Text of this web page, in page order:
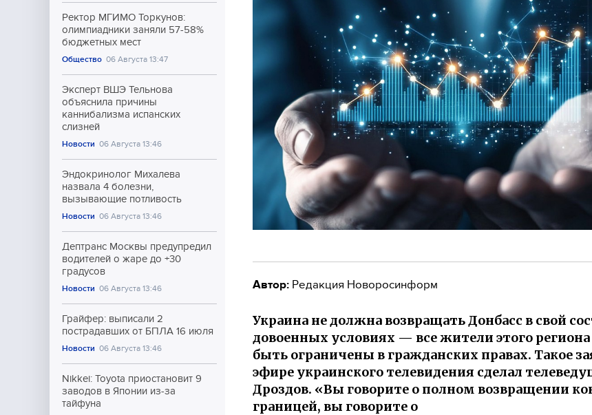
Ректор МГИМО Торкунов:
олимпиадники заняли 57-58%
бюджетных мест
Общество 06 Августа 13:47
Эксперт ВШЭ Тельнова
объяснила причины
каннибализма испанских
слизней
Новости 06 Августа 13:46
Эндокринолог Михалева
назвала 4 болезни,
вызывающие потливость
Новости 06 Августа 13:46
Дептранс Москвы предупредил
водителей о жаре до +30
градусов
Новости 06 Августа 13:46
Грайфер: выписали 2
пострадавших от БПЛА 16 июля
Новости 06 Августа 13:46
Nikkei: Toyota приостановит 9
заводов в Японии из-за
тайфуна
Автор: Редакция Новоросинформ
Украина не должна возвращать Донбасс в свой
довоенных условиях — все жители этого
быть ограничены в гражданских правах. Такое
эфире украинского телевидения сделал
Дроздов. «Вы говорите о полном возвращении
границей, вы говорите о